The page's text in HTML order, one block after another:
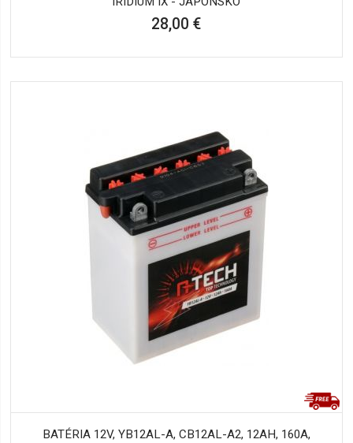
28,00 €
BATÉRIA 12V, YB12AL-A, CB12AL-A2, 12AH, 160A,